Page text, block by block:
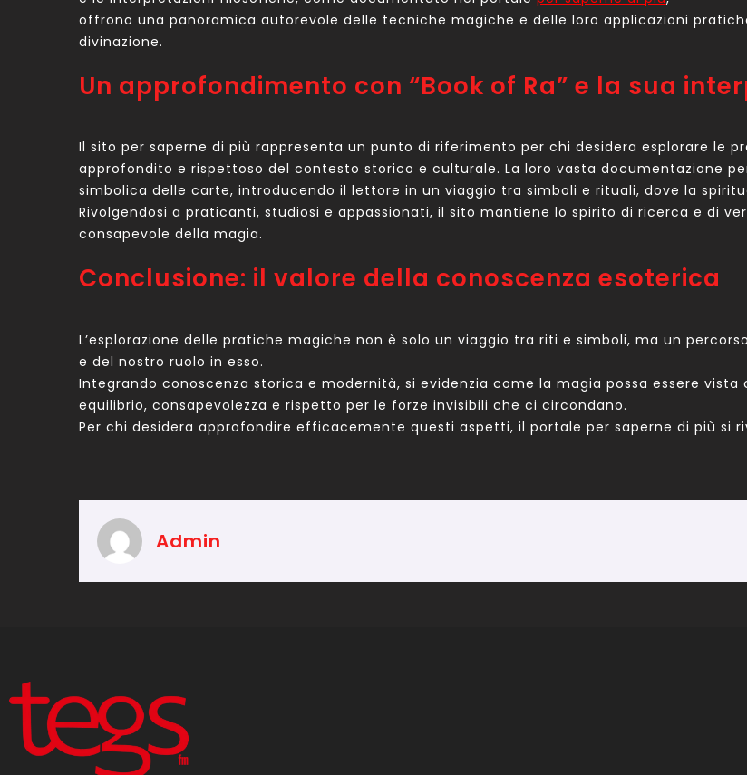
offrono una panoramica autorevole delle tecniche magiche e delle loro applicazioni
divinazione.
Un approfondimento con “Book of Ra” e la sua
Il sito per saperne di più rappresenta un punto di riferimento per chi desidera esplorare le
approfondito e rispettoso del contesto storico e culturale. La loro vasta documentazione
simbolica delle carte, introducendo il lettore in un viaggio tra simboli e rituali, dove la
Rivolgendosi a praticanti, studiosi e appassionati, il sito mantiene lo spirito di ricerca e di
consapevole della magia.
Conclusione: il valore della conoscenza esoterica
L’esplorazione delle pratiche magiche non è solo un viaggio tra riti e simboli, ma un
e del nostro ruolo in esso.
Integrando conoscenza storica e modernità, si evidenzia come la magia possa essere
equilibrio, consapevolezza e rispetto per le forze invisibili che ci circondano.
Per chi desidera approfondire efficacemente questi aspetti, il portale per saperne di più si
Admin